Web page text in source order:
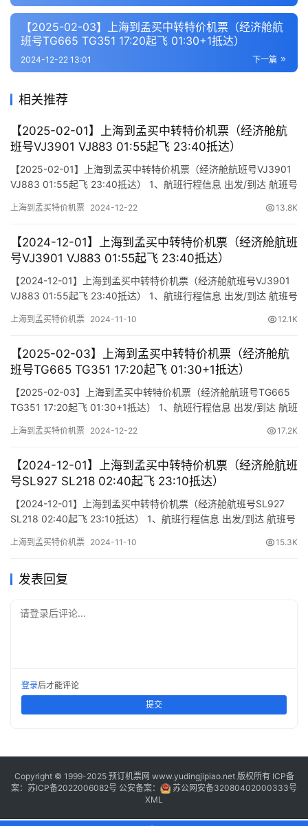
【2025-02-03】上海到孟买中转特价机票（经济舱航
班号TG665 TG351 17:20起飞 01:30+1抵达）
下一篇
2024-12-22 13:01
相关推荐
【2025-02-01】上海到孟买中转特价机票（经济舱航
班号VJ3901 VJ883 01:55起飞 23:40抵达）
【2025-02-01】上海到孟买中转特价机票（经济舱航班号VJ3901
VJ883 01:55起飞 23:40抵达） 1、航班行程信息 出发/到达 航班号
(Flight) (class) (Departure Time) (Arrival Time) 出发(Ta…
上海到孟买特价机票 2024-12-22 13.8K
【2024-12-01】上海到孟买中转特价机票（经济舱航班
号VJ3901 VJ883 01:55起飞 23:40抵达）
【2024-12-01】上海到孟买中转特价机票（经济舱航班号VJ3901
VJ883 01:55起飞 23:40抵达） 1、航班行程信息 出发/到达 航班号
(Flight) (class) (Departure Time) (Arrival Time) 出发(Ta…
上海到孟买特价机票 2024-11-10 12.1K
【2025-02-03】上海到孟买中转特价机票（经济舱航
班号TG665 TG351 17:20起飞 01:30+1抵达）
【2025-02-03】上海到孟买中转特价机票（经济舱航班号TG665
TG351 17:20起飞 01:30+1抵达） 1、航班行程信息 出发/到达 航班
(Flight) (class) (Departure Time) (Arrival Time) 出发(T…
上海到孟买特价机票 2024-12-22 17.2K
【2024-12-01】上海到孟买中转特价机票（经济舱航班
号SL927 SL218 02:40起飞 23:10抵达）
【2024-12-01】上海到孟买中转特价机票（经济舱航班号SL927
SL218 02:40起飞 23:10抵达） 1、航班行程信息 出发/到达 航班号
(Flight) (class) (Departure Time) (Arrival Time) 出发(Tak…
上海到孟买特价机票 2024-11-10 15.3K
发表回复
请登录后评论...
登录后才能评论
提交
Copyright © 1999-2025 预订机票网 www.yudingjipiao.net 版权所有 ICP备
案： 苏ICP备2022006082号 公安备案：
苏公网安备32080402000333号
XML